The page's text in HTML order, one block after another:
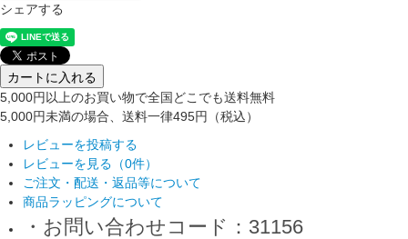
シェアする
カートに入れる
5,000円以上のお買い物で全国どこでも送料無料
5,000円未満の場合、送料一律495円（税込）
レビューを投稿する
レビューを見る（0件）
ご注文・配送・返品等について
商品ラッピングについて
・お問い合わせコード：31156